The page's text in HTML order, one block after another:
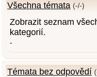
Všechna témata (-/-)
Zobrazit seznam
kategorií.
-
Témata bez odpovědí